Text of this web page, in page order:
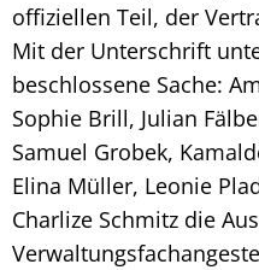
offiziellen Teil, der
Mit der Unterschrift
beschlossene Sache:
Sophie Brill, Julian
Samuel Grobek,
Elina Müller, Leonie
Charlize Schmitz die